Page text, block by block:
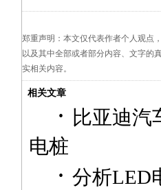
郑重声明：本文仅代表作者个人观点
以及其中全部或者部分内容、文字的
实相关内容。
相关文章
· 比亚迪汽
电桩
· 分析LED